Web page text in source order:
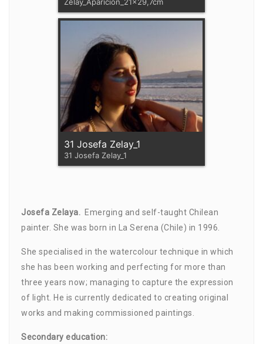
31 Josefa Zelay_1
31 Josefa Zelay_1
Josefa Zelaya. Emerging and self-taught Chilean
painter. She was born in La Serena (Chile) in 1996.
She specialised in the watercolour technique in which
she has been working and perfecting for more than
three years now; managing to capture the expression
of light. He is currently dedicated to creating original
works and making commissioned paintings.
Secondary education: